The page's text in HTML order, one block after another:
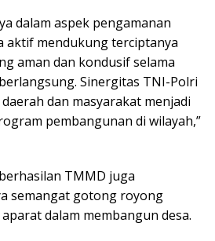
dalam aspek pengamanan
aktif mendukung terciptanya
aman dan kondusif selama
Sinergitas TNI-Polri
dan masyarakat menjadi
pembangunan di wilayah,”
TMMD juga
semangat gotong royong
dalam membangun desa.